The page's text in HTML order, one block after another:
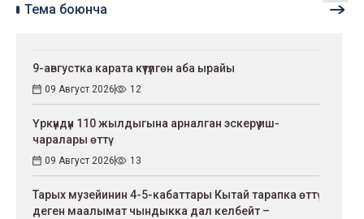
Тема боюнча
9-августка карата күтүлгөн аба ырайы
09 Август 2026 12
Үркүндүн 110 жылдыгына арналган эскерүү иш-
чаралары өттү
09 Август 2026 13
Тарых музейинин 4-5-кабаттары Кытай тарапка өттү
деген маалымат чындыкка дал келбейт –